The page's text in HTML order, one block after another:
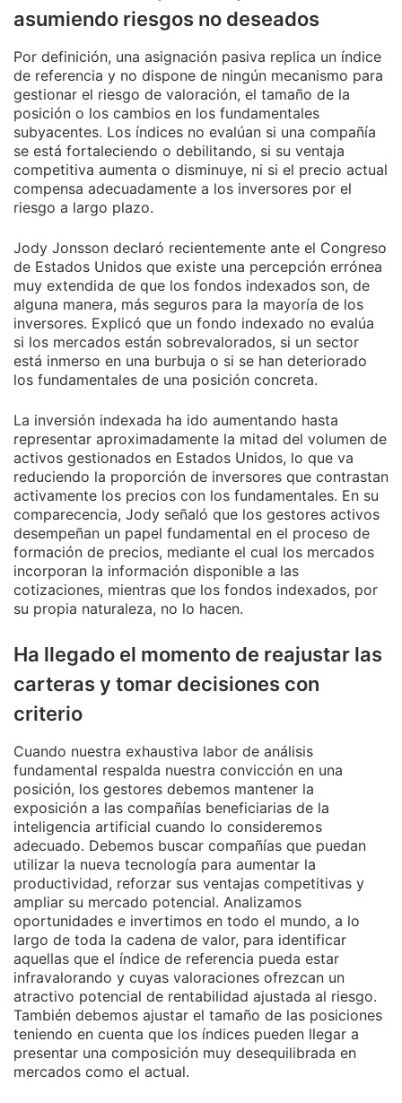
asumiendo riesgos no deseados
Por definición, una asignación pasiva replica un índice
de referencia y no dispone de ningún mecanismo para
gestionar el riesgo de valoración, el tamaño de la
posición o los cambios en los fundamentales
subyacentes. Los índices no evalúan si una compañía
se está fortaleciendo o debilitando, si su ventaja
competitiva aumenta o disminuye, ni si el precio actual
compensa adecuadamente a los inversores por el
riesgo a largo plazo.
Jody Jonsson declaró recientemente ante el Congreso
de Estados Unidos que existe una percepción errónea
muy extendida de que los fondos indexados son, de
alguna manera, más seguros para la mayoría de los
inversores. Explicó que un fondo indexado no evalúa
si los mercados están sobrevalorados, si un sector
está inmerso en una burbuja o si se han deteriorado
los fundamentales de una posición concreta.
La inversión indexada ha ido aumentando hasta
representar aproximadamente la mitad del volumen de
activos gestionados en Estados Unidos, lo que va
reduciendo la proporción de inversores que contrastan
activamente los precios con los fundamentales. En su
comparecencia, Jody señaló que los gestores activos
desempeñan un papel fundamental en el proceso de
formación de precios, mediante el cual los mercados
incorporan la información disponible a las
cotizaciones, mientras que los fondos indexados, por
su propia naturaleza, no lo hacen.
Ha llegado el momento de reajustar las
carteras y tomar decisiones con
criterio
Cuando nuestra exhaustiva labor de análisis
fundamental respalda nuestra convicción en una
posición, los gestores debemos mantener la
exposición a las compañías beneficiarias de la
inteligencia artificial cuando lo consideremos
adecuado. Debemos buscar compañías que puedan
utilizar la nueva tecnología para aumentar la
productividad, reforzar sus ventajas competitivas y
ampliar su mercado potencial. Analizamos
oportunidades e invertimos en todo el mundo, a lo
largo de toda la cadena de valor, para identificar
aquellas que el índice de referencia pueda estar
infravalorando y cuyas valoraciones ofrezcan un
atractivo potencial de rentabilidad ajustada al riesgo.
También debemos ajustar el tamaño de las posiciones
teniendo en cuenta que los índices pueden llegar a
presentar una composición muy desequilibrada en
mercados como el actual.